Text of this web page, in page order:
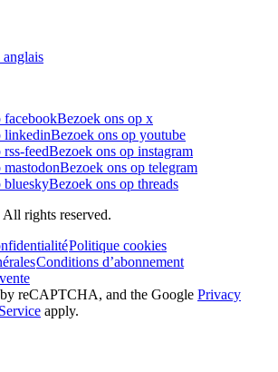
anglais
facebookBezoek ons op x
linkedinBezoek ons op youtube
feedBezoek ons op instagram
Bezoek ons op telegram
blueskyBezoek ons op threads
rights reserved.
Politique cookies
Conditions d’abonnement
reCAPTCHA, and the Google Privacy
apply.